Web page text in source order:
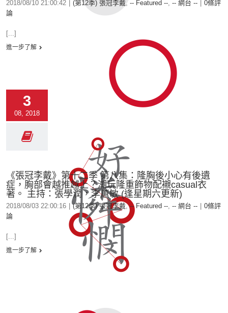
2018/08/10 21:00:42 (第12季) 張冠李戴, -- Featured --, -- 網台 --
0條評
論
[...]
進一步了解
3
08, 2018
《張冠李戴》第十二季 第八集：隆胸後小心有後遺
症，胸部會越推越上？潮玩隆重飾物配襯casual衣
著。 主持：張學潤，李蕙敏 (逢星期六更新)
2018/08/03 22:00:16 (第12季) 張冠李戴,-- Featured --, -- 網台 --
0條評
論
[...]
進一步了解